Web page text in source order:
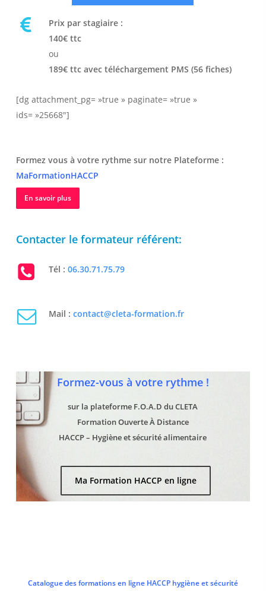
Prix par stagiaire :
140€ ttc
ou
189€ ttc avec téléchargement PMS (56 fiches)
[dg attachment_pg= »true » paginate= »true »
ids= »25668″]
Formez vous à votre rythme sur notre Plateforme :
MaFormationHACCP
En savoir plus
Contacter le formateur référent:
Tél :06.30.71.75.79
Mail :contact@cleta-formation.fr
Formez-vous à votre rythme !
sur la plateforme F.O.A.D du CLETA
Formation Ouverte À Distance
HACCP – Hygiène et sécurité alimentaire
Ma Formation HACCP en ligne
Catalogue des formations en ligne HACCP hygiène et sécurité